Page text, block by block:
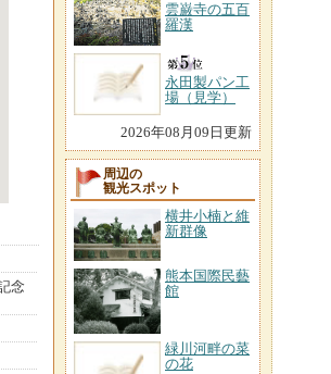
念
雲巌寺の五百
羅漢
永田製パン工
場（見学）
2026年08月09日更新
周辺の
観光スポット
横井小楠と維
新群像
熊本国際民藝
館
緑川河畔の菜
の花